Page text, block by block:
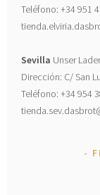
Teléfono: +34 951
Sevilla Unser
Dirección: C/ San
Teléfono: +34 954